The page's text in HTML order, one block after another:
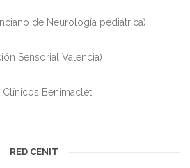
de Neurología pediátrica)
Sensorial Valencia)
Clínicos Benimaclet
RED CENIT